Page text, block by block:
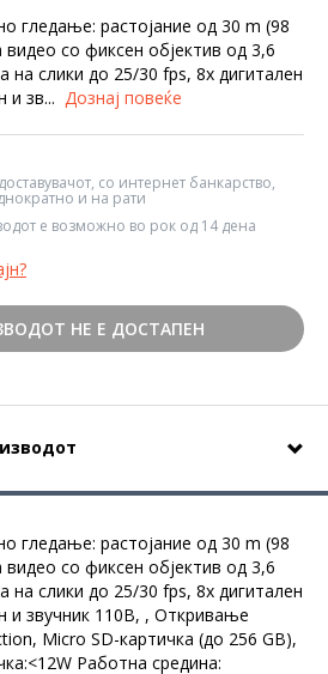
гледање: растојание од 30 m (98
видео со фиксен објектив од 3,6
на слики до 25/30 fps, 8x дигитален
и зв... Дознај повеќе
со интернет банкарство,
и на рати
е возможно во рок од 14 дена
НЕ Е ДОСТАПЕН
гледање: растојание од 30 m (98
видео со фиксен објектив од 3,6
на слики до 25/30 fps, 8x дигитален
и звучник 110B, , Откривање
Micro SD-картичка (до 256 GB),
Работна средина: